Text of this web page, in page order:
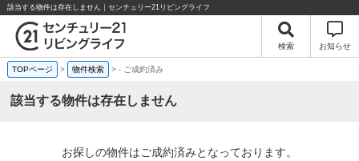
該当する物件は存在しません｜センチュリー21リビングライフ
検索 お知らせ
TOPページ > 物件検索 >- ご成約済み
該当する物件は存在しません
お探しの物件はご成約済みとなっております。